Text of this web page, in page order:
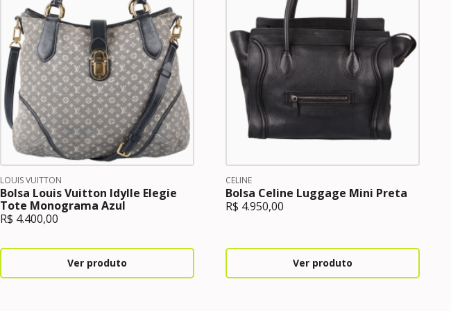
LOUIS VUITTON
Bolsa Louis Vuitton Idylle Elegie
Tote Monograma Azul
R$ 4.400,00
Ver produto
CELINE
Bolsa Celine Luggage Mini Preta
R$ 4.950,00
Ver produto